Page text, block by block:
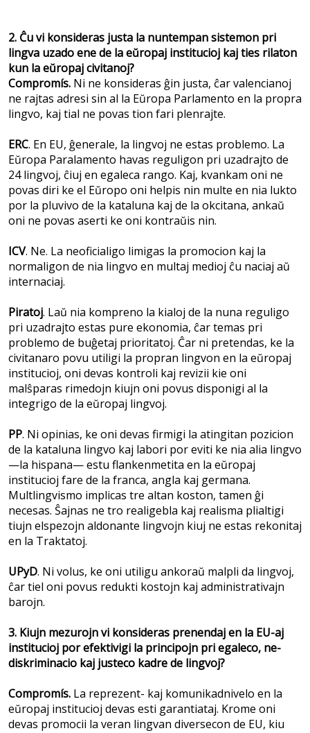
2. Ĉu vi konsideras justa la nuntempan sistemon pri
lingva uzado ene de la eŭropaj institucioj kaj ties rilaton
kun la eŭropaj civitanoj?
Compromís. Ni ne konsideras ĝin justa, ĉar valencianoj
ne rajtas adresi sin al la Eŭropa Parlamento en la propra
lingvo, kaj tial ne povas tion fari plenrajte.
ERC. En EU, ĝenerale, la lingvoj ne estas problemo. La
Eŭropa Paralamento havas reguligon pri uzadrajto de
24 lingvoj, ĉiuj en egaleca rango. Kaj, kvankam oni ne
povas diri ke el Eŭropo oni helpis nin multe en nia lukto
por la pluvivo de la kataluna kaj de la okcitana, ankaŭ
oni ne povas aserti ke oni kontraŭis nin.
ICV. Ne. La neoficialigo limigas la promocion kaj la
normaligon de nia lingvo en multaj medioj ĉu naciaj aŭ
internaciaj.
Piratoj. Laŭ nia kompreno la kialoj de la nuna reguligo
pri uzadrajto estas pure ekonomia, ĉar temas pri
problemo de buĝetaj prioritatoj. Ĉar ni pretendas, ke la
civitanaro povu utiligi la propran lingvon en la eŭropaj
institucioj, oni devas kontroli kaj revizii kie oni
malŝparas rimedojn kiujn oni povus disponigi al la
integrigo de la eŭropaj lingvoj.
PP. Ni opinias, ke oni devas firmigi la atingitan pozicion
de la kataluna lingvo kaj labori por eviti ke nia alia lingvo
—la hispana— estu flankenmetita en la eŭropaj
institucioj fare de la franca, angla kaj germana.
Multlingvismo implicas tre altan koston, tamen ĝi
necesas. Ŝajnas ne tro realigebla kaj realisma plialtigi
tiujn elspezojn aldonante lingvojn kiuj ne estas rekonitaj
en la Traktatoj.
UPyD. Ni volus, ke oni utiligu ankoraŭ malpli da lingvoj,
ĉar tiel oni povus redukti kostojn kaj administrativajn
barojn.
3. Kiujn mezurojn vi konsideras prenendaj en la EU-aj
institucioj por efektivigi la principojn pri egaleco, ne-
diskriminacio kaj justeco kadre de lingvoj?
Compromís. La reprezent- kaj komunikadnivelo en la
eŭropaj institucioj devas esti garantiataj. Krome oni
devas promocii la veran lingvan diversecon de EU, kiu